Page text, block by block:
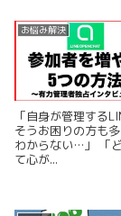
お悩み解決
「自身が管理する
そうお困りの方も
わからない…」 「
て心が...